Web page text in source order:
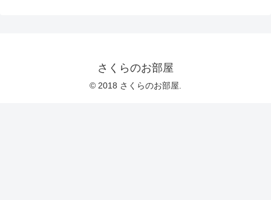
さくらのお部屋
© 2018 さくらのお部屋.